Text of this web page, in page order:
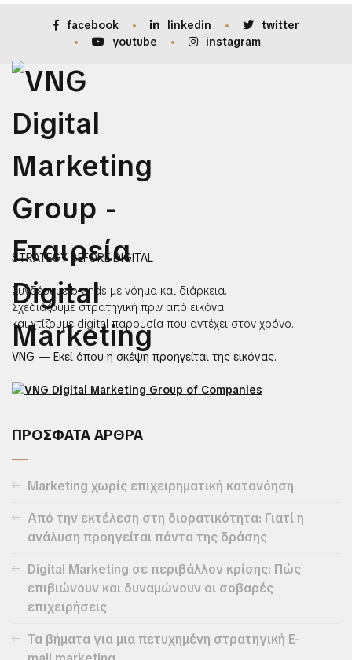
facebook linkedin
twitter
youtube
instagram
STRATEGY BEFORE DIGITAL
Συνδέουμε brands με νόημα και διάρκεια.
Σχεδιάζουμε στρατηγική πριν από εικόνα
και χτίζουμε digital παρουσία που αντέχει στον χρόνο.
VNG — Εκεί όπου η σκέψη προηγείται της εικόνας.
ΠΡΟΣΦΑΤΑ ΑΡΘΡΑ
Marketing χωρίς επιχειρηματική κατανόηση
Από την εκτέλεση στη διορατικότητα: Γιατί η
ανάλυση προηγείται πάντα της δράσης
Digital Marketing σε περιβάλλον κρίσης: Πώς
επιβιώνουν και δυναμώνουν οι σοβαρές
επιχειρήσεις
Τα βήματα για μια πετυχημένη στρατηγική E-